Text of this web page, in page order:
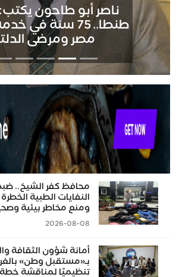
ناصر أبو طاحون
طنطا.. 75 سنة في
مصر ومرضى
النفايات الطبية
ومنع مخاطر بيئية
2026-08-08
أمانة شؤون الثقافة
بـ«مستقبل وطن»
تنظيميًا لمناقشة خطة